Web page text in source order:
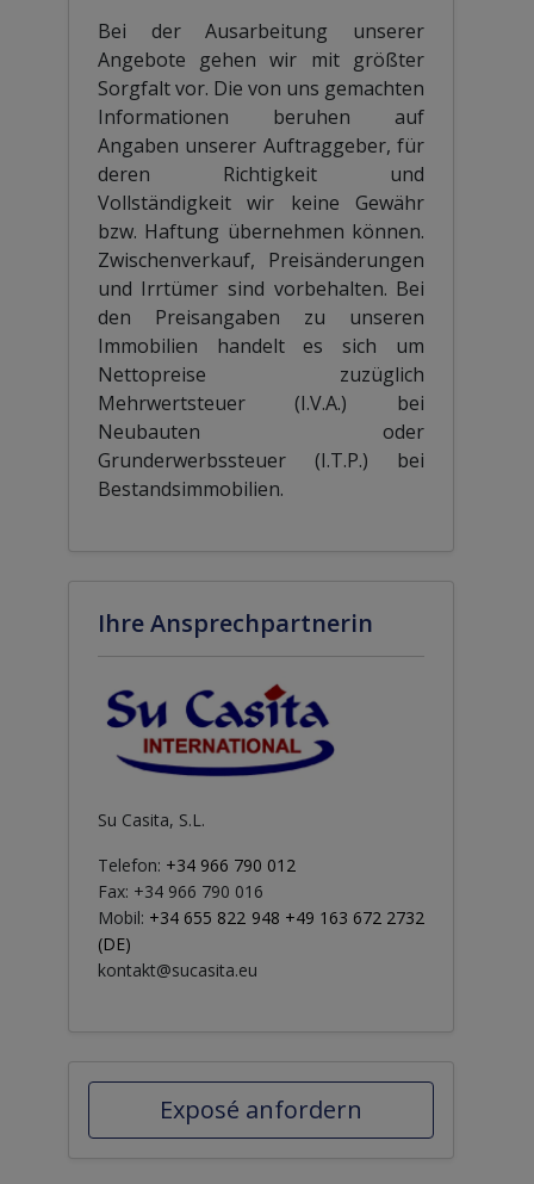
Bei der Ausarbeitung unserer
Angebote gehen wir mit größter
Sorgfalt vor. Die von uns gemachten
Informationen beruhen auf
Angaben unserer Auftraggeber, für
deren Richtigkeit und
Vollständigkeit wir keine Gewähr
bzw. Haftung übernehmen können.
Zwischenverkauf, Preisänderungen
und Irrtümer sind vorbehalten. Bei
den Preisangaben zu unseren
Immobilien handelt es sich um
Nettopreise zuzüglich
Mehrwertsteuer (I.V.A.) bei
Neubauten oder
Grunderwerbssteuer (I.T.P.) bei
Bestandsimmobilien.
Ihre Ansprechpartnerin
Su Casita, S.L.
Telefon: +34 966 790 012
Fax: +34 966 790 016
Mobil: +34 655 822 948 +49 163 672 2732
(DE)
kontakt@sucasita.eu
Exposé anfordern